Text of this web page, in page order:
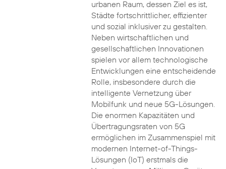
urbanen Raum, dessen Ziel es ist,
Städte fortschrittlicher, effizienter
und sozial inklusiver zu gestalten.
Neben wirtschaftlichen und
gesellschaftlichen Innovationen
spielen vor allem technologische
Entwicklungen eine entscheidende
Rolle, insbesondere durch die
intelligente Vernetzung über
Mobilfunk und neue 5G-Lösungen.
Die enormen Kapazitäten und
Übertragungsraten von 5G
ermöglichen im Zusammenspiel mit
modernen Internet-of-Things-
Lösungen (IoT) erstmals die